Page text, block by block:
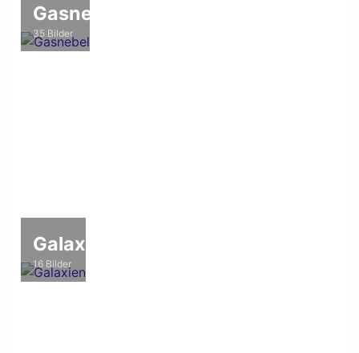
Gasnebel
35 Bilder
Galaxien
16 Bilder